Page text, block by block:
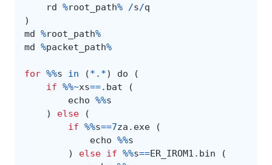
rd %root_path% /s/q
)
md %root_path%
md %packet_path%
for %%s in (*.*) do
(
if %%~xs==. bat
(
echo %%s
)
else
(
if %%s==7za . exe
(
echo %%s
)
else if %%s==ER_IROM1 . bin
(